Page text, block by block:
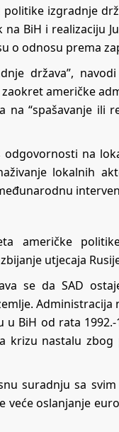
izgradnje
BiH i realizaciju
o odnosu prema
država”,
američke
na “spašavanje ili
na
lokalnih
američke
utjecaja
se da SAD
Administracija
BiH od rata
krizu nastalu
suradnju sa
veće oslanjanje